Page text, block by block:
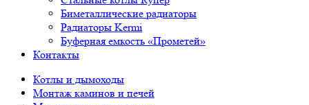
Биметаллические радиаторы
Радиаторы Kermi
Буферная емкость «Прометей»
Контакты
Котлы и дымоходы
Монтаж каминов и печей